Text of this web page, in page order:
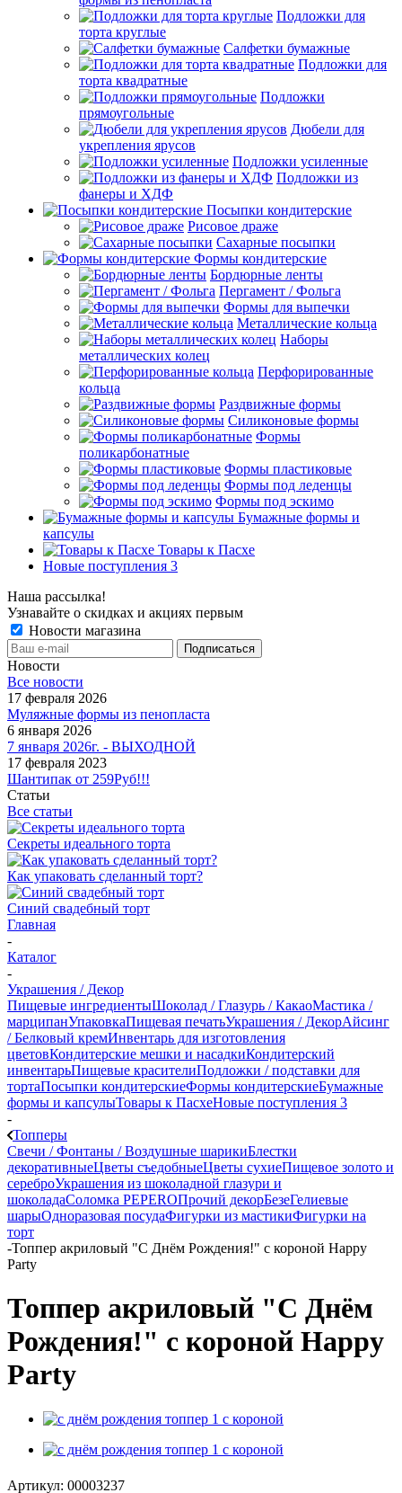
Подложки для
торта круглые
Салфетки бумажные
Подложки для
торта квадратные
Подложки
прямоугольные
Дюбели для
укрепления ярусов
Подложки усиленные
Подложки из
фанеры и ХДФ
Посыпки кондитерские
Рисовое драже
Сахарные посыпки
Формы кондитерские
Бордюрные ленты
Пергамент / Фольга
Формы для выпечки
Металлические кольца
Наборы
металлических колец
Перфорированные
кольца
Раздвижные формы
Силиконовые формы
Формы
поликарбонатные
Формы пластиковые
Формы под леденцы
Формы под эскимо
Бумажные формы и
капсулы
Товары к Пасхе
Новые поступления 3
Наша рассылка!
Узнавайте о скидках и акциях первым
Новости магазина
Новости
Все новости
17 февраля 2026
Муляжные формы из пенопласта
6 января 2026
7 января 2026г. - ВЫХОДНОЙ
17 февраля 2023
Шантипак от 259Руб!!!
Статьи
Все статьи
Секреты идеального торта
Как упаковать сделанный торт?
Синий свадебный торт
Главная
-
Каталог
-
Украшения / Декор
Пищевые ингредиентыШоколад / Глазурь / КакаоМастика /
марципанУпаковкаПищевая печатьУкрашения / ДекорАйсинг
/ Белковый кремИнвентарь для изготовления
цветовКондитерские мешки и насадкиКондитерский
инвентарьПищевые красителиПодложки / подставки для
тортаПосыпки кондитерскиеФормы кондитерскиеБумажные
формы и капсулыТовары к ПасхеНовые поступления 3
-
Топперы
Свечи / Фонтаны / Воздушные шарикиБлестки
декоративныеЦветы съедобныеЦветы сухиеПищевое золото и
сереброУкрашения из шоколадной глазури и
шоколадаСоломка PEPEROПрочий декорБезеГелиевые
шарыОдноразовая посудаФигурки из мастикиФигурки на
торт
-Топпер акриловый "С Днём Рождения!" с короной Happy
Party
Топпер акриловый "С Днём
Рождения!" с короной Happy
Party
Артикул: 00003237